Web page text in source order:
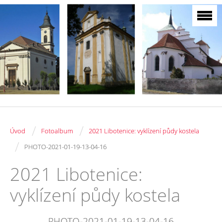
Úvod / Fotoalbum / 2021 Libotenice: vyklízení půdy kostela
/ PHOTO-2021-01-19-13-04-16
2021 Libotenice:
vyklízení půdy kostela